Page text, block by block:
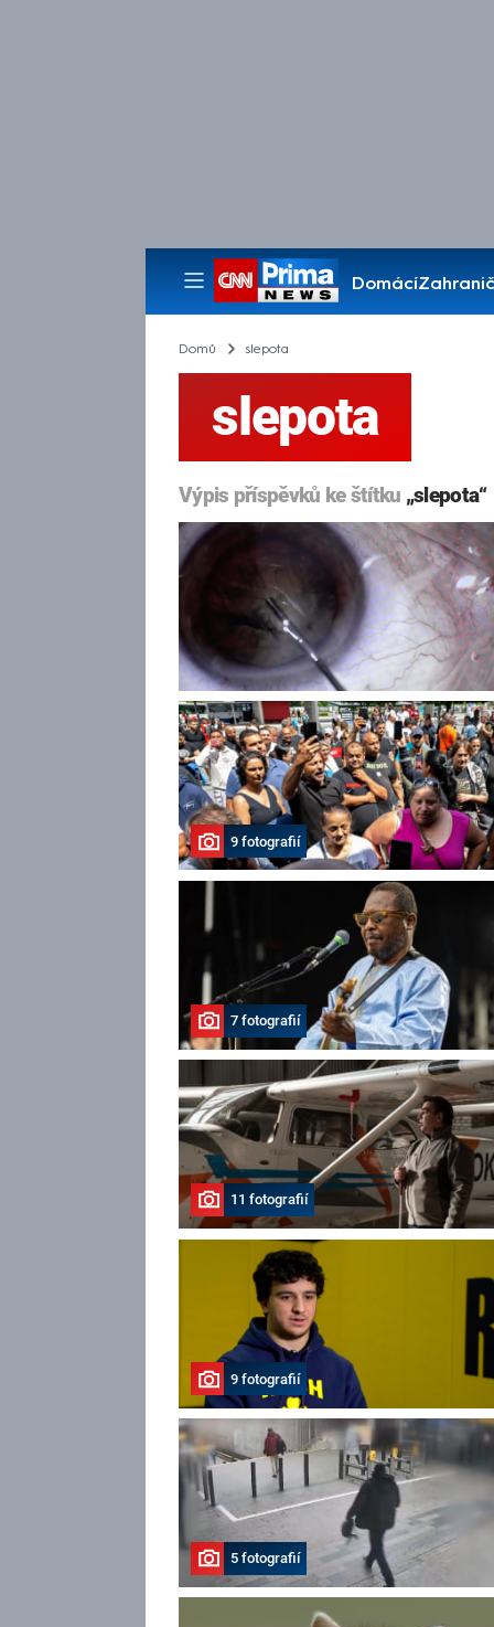
Domácí
Pořady
Domů slepota
slepota
Výpis příspěvků ke štítku „slepota“
9 fotografií
7 fotografií
11 fotografií
9 fotografií
5 fotografií